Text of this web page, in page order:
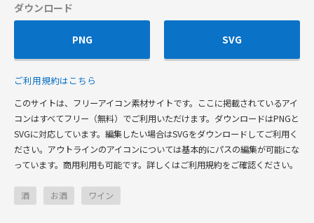
ダウンロード
PNG SVG
ご利用規約はこちら
このサイトは、フリーアイコン素材サイトです。ここに掲載されているアイ
コンはすべてフリー（無料）でご利用いただけます。ダウンロードはPNGと
SVGに対応しています。編集したい場合はSVGをダウンロードしてご利用く
ださい。アウトラインのアイコンについては基本的にパスの編集が可能にな
っています。商用利用も可能です。詳しくはご利用規約をご確認ください。
酒 お酒 ワイン